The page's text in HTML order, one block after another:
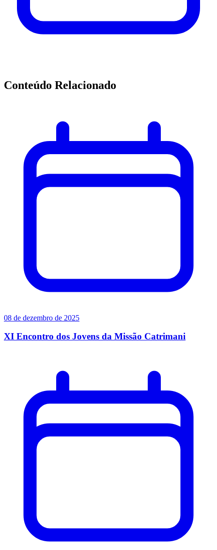
Conteúdo Relacionado
08 de dezembro de 2025
XI Encontro dos Jovens da Missão Catrimani